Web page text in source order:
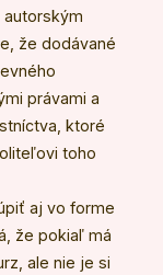
že dodávané
právami a
ktoré
toho
aj vo forme
že pokiaľ má
ale nie je si